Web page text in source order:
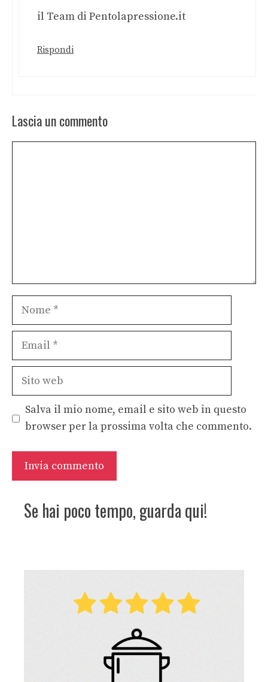
il Team di Pentolapressione.it
Rispondi
Lascia un commento
Nome
Email
Sito
Salva il mio nome, email e sito web in questo
browser per la prossima volta che commento.
Se hai poco tempo, guarda qui!